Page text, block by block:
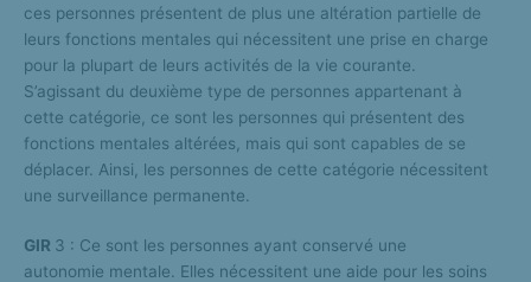
ces personnes présentent de plus une altération partielle de
leurs fonctions mentales qui nécessitent une prise en charge
pour la plupart de leurs activités de la vie courante.
S’agissant du deuxième type de personnes appartenant à
cette catégorie, ce sont les personnes qui présentent des
fonctions mentales altérées, mais qui sont capables de se
déplacer. Ainsi, les personnes de cette catégorie nécessitent
une surveillance permanente.
GIR 3 : Ce sont les personnes ayant conservé une
autonomie mentale. Elles nécessitent une aide pour les soins